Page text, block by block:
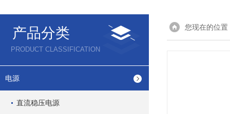
产品分类
PRODUCT CLASSIFICATION
电源
直流稳压电源
您现在的位置